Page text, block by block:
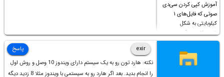
آموزش کپی کردن سی‌دی
صوتی که فایل‌های ۱
کیلوبایتی به شکل
شورت‌کات در آن موجود
است!
exir
نکته: هارد تون رو به یک سیستم دارای ویندوز 10 وصل و روش اول
را انجام بدید. بعد اگر هارد رو به سیستمی با ویندوز مثلا 8 زدید دیگه
پاسخ